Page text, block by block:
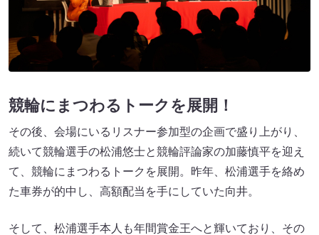
競輪にまつわるトークを展開！
その後、会場にいるリスナー参加型の企画で盛り上がり、
続いて競輪選手の松浦悠士と競輪評論家の加藤慎平を迎え
て、競輪にまつわるトークを展開。昨年、松浦選手を絡め
た車券が的中し、高額配当を手にしていた向井。
そして、松浦選手本人も年間賞金王へと輝いており、その